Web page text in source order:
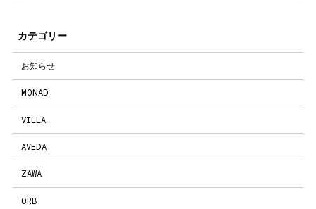
カテゴリー
お知らせ
MONAD
VILLA
AVEDA
ZAWA
ORB